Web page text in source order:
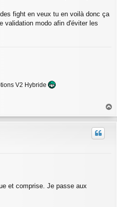
fight en veux tu en voilà donc ça
validation modo afin d'éviter les
V2 Hybride
a
u
et comprise. Je passe aux